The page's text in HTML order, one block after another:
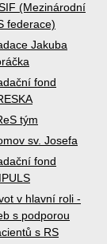
(Mezinárodní
federace)
Jakuba
fond
tým
sv. Josefa
fond
v hlavní roli -
s podporou
s RS